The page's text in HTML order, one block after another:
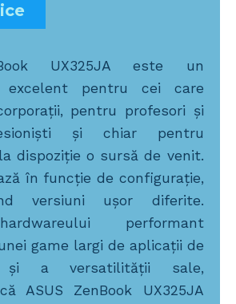
UX325JA este un
excelent pentru cei care
pentru profesori și
și chiar pentru
dispoziție o sursă de venit.
în funcție de configurație,
versiuni ușor diferite.
performant
game largi de aplicații de
a versatilității sale,
ASUS ZenBook UX325JA